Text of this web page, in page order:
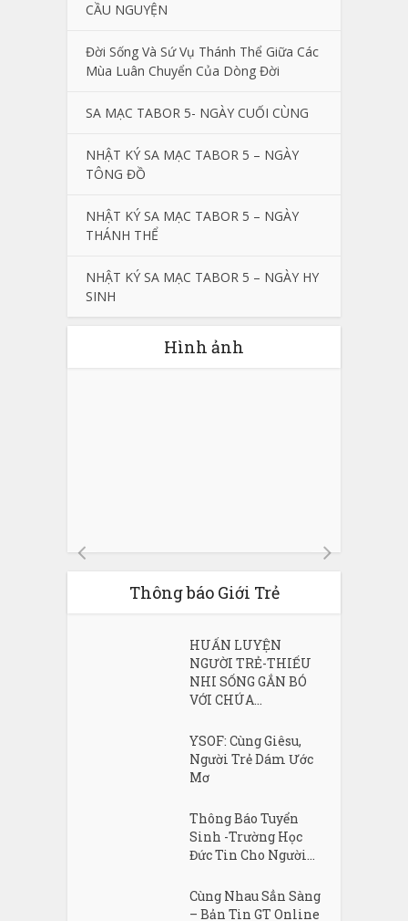
CẦU NGUYỆN
Đời Sống Và Sứ Vụ Thánh Thể Giữa Các
Mùa Luân Chuyển Của Dòng Đời
SA MẠC TABOR 5- NGÀY CUỐI CÙNG
NHẬT KÝ SA MẠC TABOR 5 – NGÀY
TÔNG ĐỒ
NHẬT KÝ SA MẠC TABOR 5 – NGÀY
THÁNH THỂ
NHẬT KÝ SA MẠC TABOR 5 – NGÀY HY
SINH
Hình ảnh
Thông báo Giới Trẻ
HUẤN LUYỆN
NGƯỜI TRẺ-THIẾU
NHI SỐNG GẮN BÓ
VỚI CHÚA...
YSOF: Cùng Giêsu,
Người Trẻ Dám Ước
Mơ
Thông Báo Tuyển
Sinh -Trường Học
Đức Tin Cho Người...
Cùng Nhau Sẳn Sàng
– Bản Tin GT Online